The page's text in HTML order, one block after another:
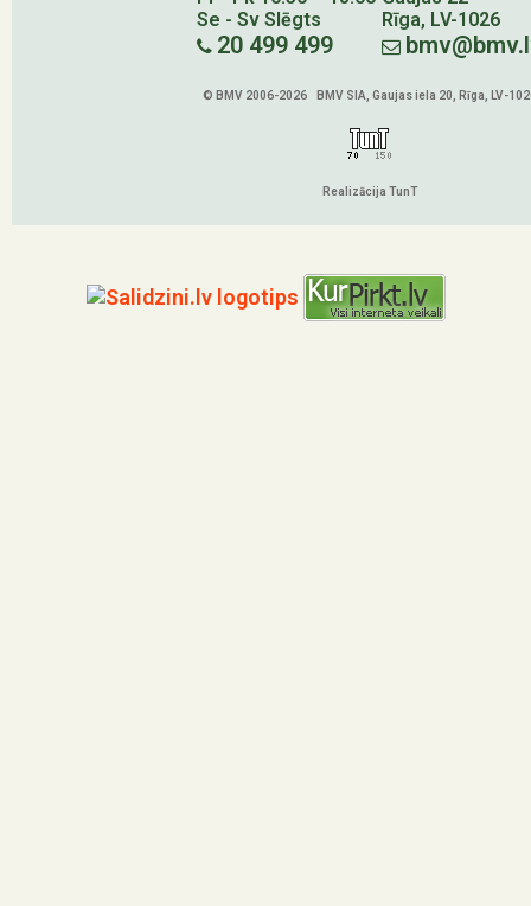
Se - Sv Slēgts
20 499 499
Rīga, LV-1026
© BMV 2006-2026 BMV SIA, Gaujas iela 20, Rīga, LV-
Realizācija TunT